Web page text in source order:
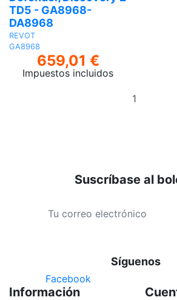
TD5 - GA8968-
DA8968
REVOT
GA8968
659,01 €
Impuestos incluidos
Suscríbase al
Síguenos
Facebook
Información